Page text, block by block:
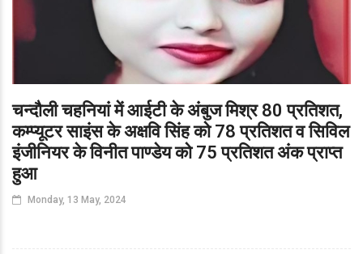
चन्दौली चहनियां में आईटी के अंबुज मिश्र 80 प्रतिशत,
कम्प्यूटर साइंस के अक्षवि सिंह को 78 प्रतिशत व सिविल
इंजीनियर के विनीत पाण्डेय को 75 प्रतिशत अंक प्राप्त
हुआ
Monday, 13 May, 2024